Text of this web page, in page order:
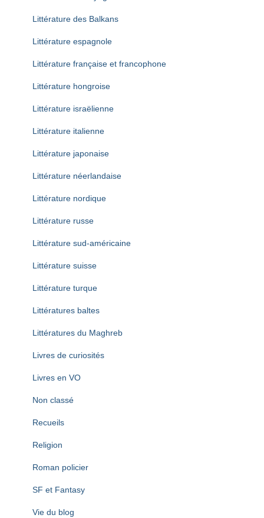
Littérature des Balkans
Littérature espagnole
Littérature française et francophone
Littérature hongroise
Littérature israëlienne
Littérature italienne
Littérature japonaise
Littérature néerlandaise
Littérature nordique
Littérature russe
Littérature sud-américaine
Littérature suisse
Littérature turque
Littératures baltes
Littératures du Maghreb
Livres de curiosités
Livres en VO
Non classé
Recueils
Religion
Roman policier
SF et Fantasy
Vie du blog